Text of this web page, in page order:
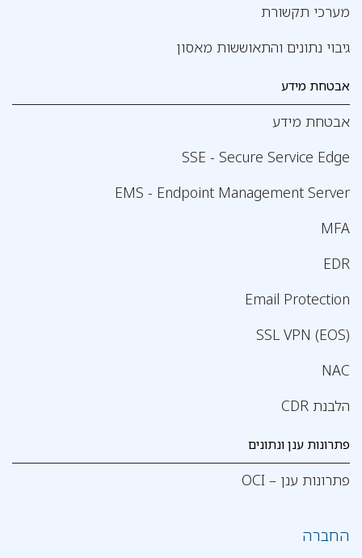
מערכי תקשורת
גיבוי נתונים והתאוששות מאסון
אבטחת מידע
אבטחת מידע
SSE - Secure Service Edge
EMS - Endpoint Management Server
MFA
EDR
Email Protection
SSL VPN (EOS)
NAC
הלבנת CDR
פתרונות ענן ונתונים
פתרונות ענן – OCI
החברה